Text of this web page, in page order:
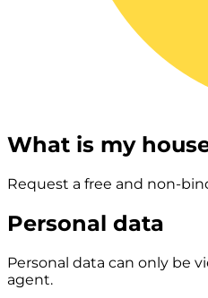
What is my
Request a free and non-
Personal data
Personal data can only be
agent.